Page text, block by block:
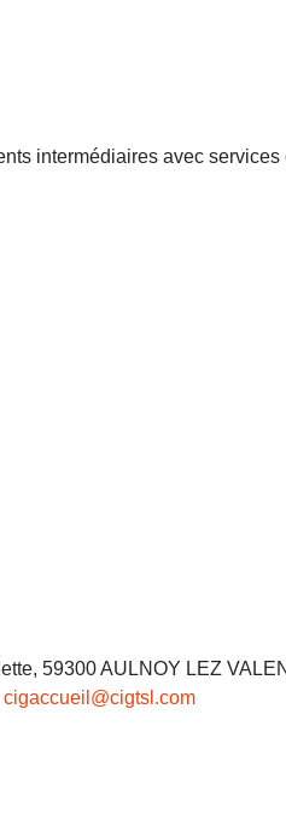
intermédiaires avec services
59300 AULNOY LEZ
cigaccueil@cigtsl.com